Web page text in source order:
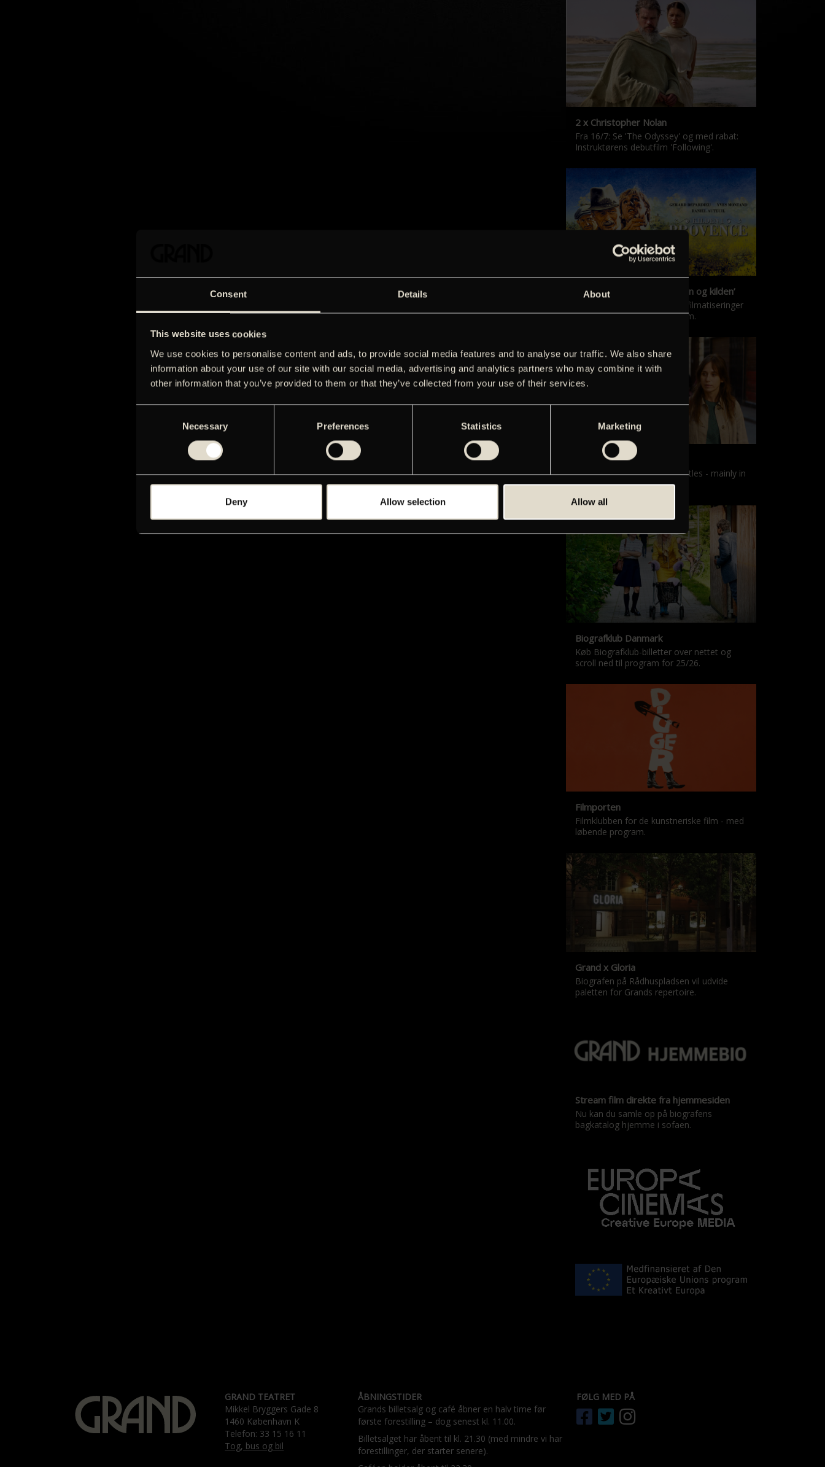
Consent Details About
This website uses cookies
We use cookies to personalise content and ads, to provide social media features and to analyse our traffic. We also share
information about your use of our site with our social media, advertising and analytics partners who may combine it with
other information that you’ve provided to them or that they’ve collected from your use of their services.
Necessary Preferences Statistics Marketing
Deny Allow selection Allow all
2 x Christopher Nolan
Fra 16/7: Se 'The Odyssey' og med rabat:
Instruktørens debutfilm 'Following'.
‘Kilden i Provence’ & ‘Manon og kilden’
De klassiske Marcel Pagnol-filmatiseringer
er tilbage i nyrestaureret form.
Films with English subtitles
Screenings with English subtitles - mainly in
our sister cinema, Gloria.
Biografklub Danmark
Køb Biografklub-billetter over nettet og
scroll ned til program for 25/26.
Filmporten
Filmklubben for de kunstneriske film - med
løbende program.
Grand x Gloria
Biografen på Rådhuspladsen vil udvide
paletten for Grands repertoire.
Stream film direkte fra hjemmesiden
Nu kan du samle op på biografens
bagkatalog hjemme i sofaen.
GRAND TEATRET
Mikkel Bryggers Gade 8
1460 København K
Telefon: 33 15 16 11
Tog, bus og bil
ÅBNINGSTIDER
Grands billetsalg og café åbner en halv time før
første forestilling – dog senest kl. 11.00.
Billetsalget har åbent til kl. 21.30 (med mindre vi har
forestillinger, der starter senere).
FØLG MED PÅ